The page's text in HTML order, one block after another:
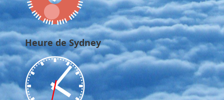
Heure de Sydney